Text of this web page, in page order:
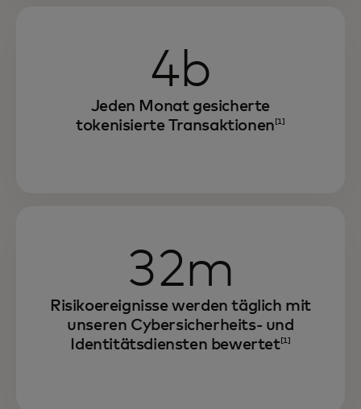
4b
Jeden Monat gesicherte
tokenisierte Transaktionen [1]
32m
Risikoereignisse werden täglich mit
unseren Cybersicherheits- und
Identitätsdiensten bewertet [1]